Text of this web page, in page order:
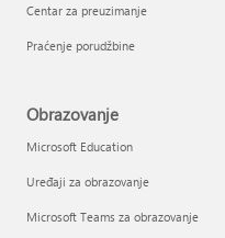
Centar za preuzimanje
Praćenje porudžbine
Obrazovanje
Microsoft Education
Uređaji za obrazovanje
Microsoft Teams za obrazovanje